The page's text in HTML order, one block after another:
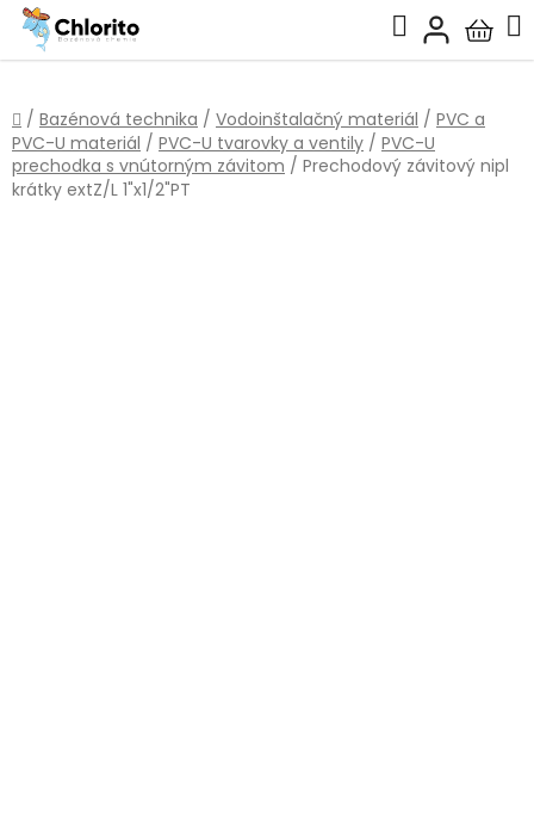
Prejsť
obsah
Hľadať
košík
Domov
/ Bazénová technika / Vodoinštalačný materiál / PVC a
PVC-U materiál / PVC-U tvarovky a ventily / PVC-U
prechodka s vnútorným závitom / Prechodový závitový nipl
krátky extZ/L 1"x1/2"PT